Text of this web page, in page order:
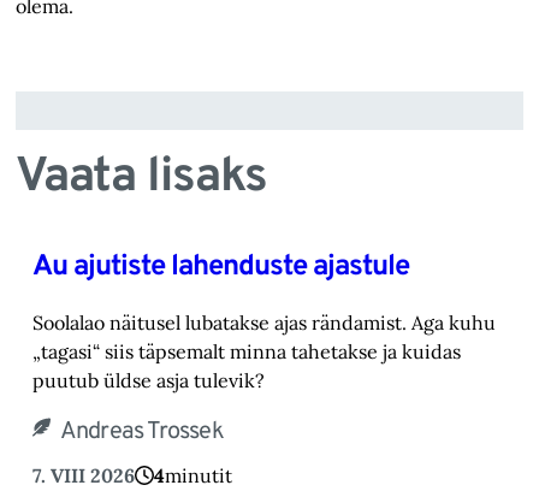
olema.
Vaata lisaks
Au ajutiste lahenduste ajastule
Soolalao näitusel lubatakse ajas rändamist. Aga kuhu
„tagasi“ siis täpsemalt minna tahetakse ‎ja kuidas
puutub üldse asja tulevik?‎
Andreas Trossek
7. VIII 2026 4minutit